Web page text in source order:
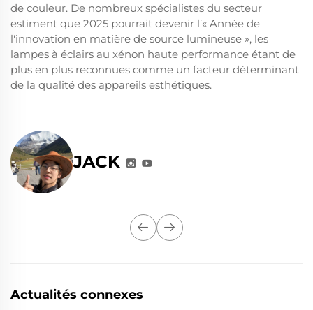
de couleur. De nombreux spécialistes du secteur
estiment que 2025 pourrait devenir l’« Année de
l'innovation en matière de source lumineuse », les
lampes à éclairs au xénon haute performance étant de
plus en plus reconnues comme un facteur déterminant
de la qualité des appareils esthétiques.
JACK
Actualités connexes